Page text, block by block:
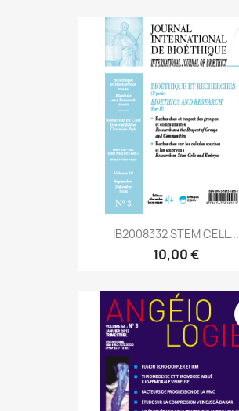
IB2008332 STEM CELL...
10,00 €